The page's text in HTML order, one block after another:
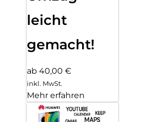
leicht
gemacht!
ab 40,00 €
inkl. MwSt.
Mehr erfahren